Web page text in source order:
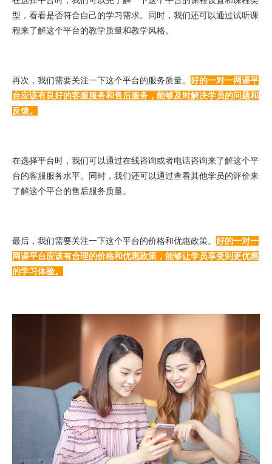
型，看看是否符合自己的学习需求。同时，我们还可以通过试听课
程来了解这个平台的教学质量和教学风格。
再次，我们需要关注一下这个平台的服务质量。 好的一对一网课平
台应该有良好的客服服务和售后服务，能够及时解决学员的问题和
反馈。
在选择平台时，我们可以通过在线咨询或者电话咨询来了解这个平
台的客服服务水平。同时，我们还可以通过查看其他学员的评价来
了解这个平台的售后服务质量。
最后，我们需要关注一下这个平台的价格和优惠政策。 好的一对一
网课平台应该有合理的价格和优惠政策，能够让学员享受到更优惠
的学习体验。